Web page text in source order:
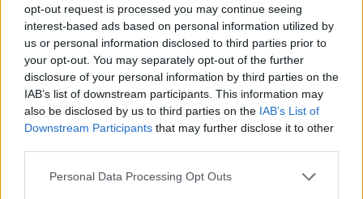
opt-out request is processed you may continue seeing
interest-based ads based on personal information utilized by
us or personal information disclosed to third parties prior to
your opt-out. You may separately opt-out of the further
disclosure of your personal information by third parties on the
IAB’s list of downstream participants. This information may
also be disclosed by us to third parties on the IAB’s List of
Downstream Participants that may further disclose it to other
Please note that this website/app uses one or more Google
Personal Data Processing Opt Outs
A sivatagi levegőből is vizet
fakaszt ez a különös anyag
Andersen Dávid | 2022 június 5. 09:54